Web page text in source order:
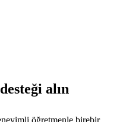
alın